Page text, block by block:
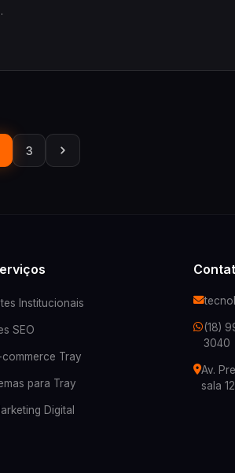
3
Institucionais
SEO
commerce Tray
para Tray
Digital
(18)
3040
Av.
sala